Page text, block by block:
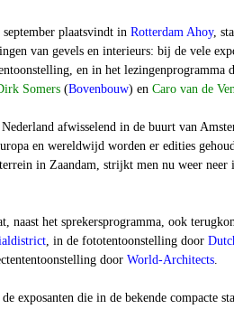
plaatsvindt in Rotterdam Ahoy,
van gevels en interieurs: bij de vele
en in het lezingenprogramma
Somers (Bovenbouw) en Caro van de
afwisselend in de buurt van
en wereldwijd worden er edities
in Zaandam, strijkt men nu weer neer
naast het sprekersprogramma, ook
, in de fototentoonstelling door
door World-Architects.
exposanten die in de bekende compacte